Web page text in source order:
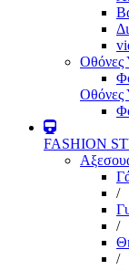
Οθόνες
Οθόνες
FASHION
/
/
/